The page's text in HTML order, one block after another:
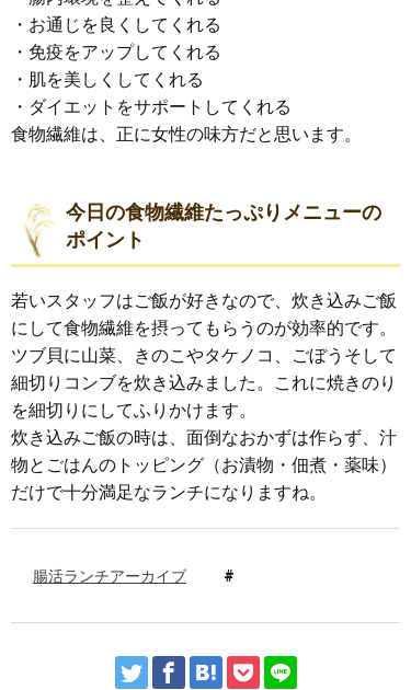
・お通じを良くしてくれる
・免疫をアップしてくれる
・肌を美しくしてくれる
・ダイエットをサポートしてくれる
食物繊維は、正に女性の味方だと思います。
今日の食物繊維たっぷりメニューの
ポイント
若いスタッフはご飯が好きなので、炊き込みご飯
にして食物繊維を摂ってもらうのが効率的です。
ツブ貝に山菜、きのこやタケノコ、ごぼうそして
細切りコンブを炊き込みました。これに焼きのり
を細切りにしてふりかけます。
炊き込みご飯の時は、面倒なおかずは作らず、汁
物とごはんのトッピング（お漬物・佃煮・薬味）
だけで十分満足なランチになりますね。
腸活ランチアーカイブ